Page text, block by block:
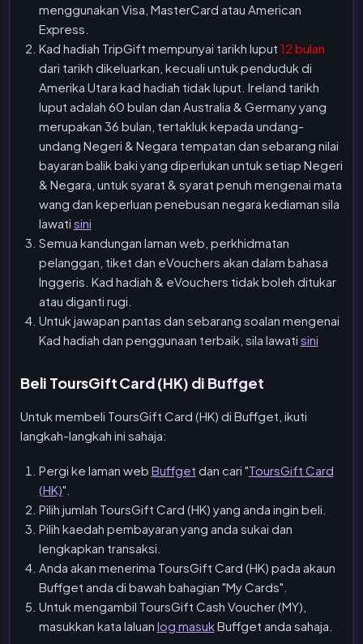
menggunakan Visa, MasterCard atau American
Express.
Kad hadiah TripGift mempunyai tarikh luput 12 bulan
dari tarikh dikeluarkan, kecuali untuk penduduk di
Amerika Utara kad hadiah tidak luput. Ireland tarikh
luput adalah 60 bulan dan Australia & Germany yang
merupakan 36 bulan, tertakluk kepada undang-
undang Negeri & Negara tempatan dan sebarang nilai
bayaran balik baki yang diperlukan untuk setiap Negeri
& Negara, untuk syarat & syarat penuh mengenai mata
wang dan keperluan penebusan negara kediaman sila
lawati sini
Semua kandungan laman web, perkhidmatan
pelanggan, tiket dan eVouchers akan dalam bahasa
Inggeris. Kad hadiah & eVouchers tidak boleh ditukar
atau diganti rugi.
Untuk jawapan pantas dan sebarang soalan mengenai
Kad hadiah dan penggunaan terbaik, sila lawati sini
Beli ToursGift Card (HK) di Buffget
Untuk membeli ToursGift Card (HK) di Buffget, ikuti
langkah-langkah ini sahaja:
Pergi ke laman web Buffget dan cari "ToursGift Card
(HK)".
Pilih jumlah ToursGift Card (HK) yang anda ingin beli.
Pilih kaedah pembayaran yang anda sukai dan
lengkapkan transaksi.
Anda akan menerima ToursGift Card (HK) pada akaun
Buffget anda di bawah bahagian "My Cards".
Untuk mengambil ToursGift Cash Voucher (MY),
masukkan kata laluan log masukBuffget anda sahaja.